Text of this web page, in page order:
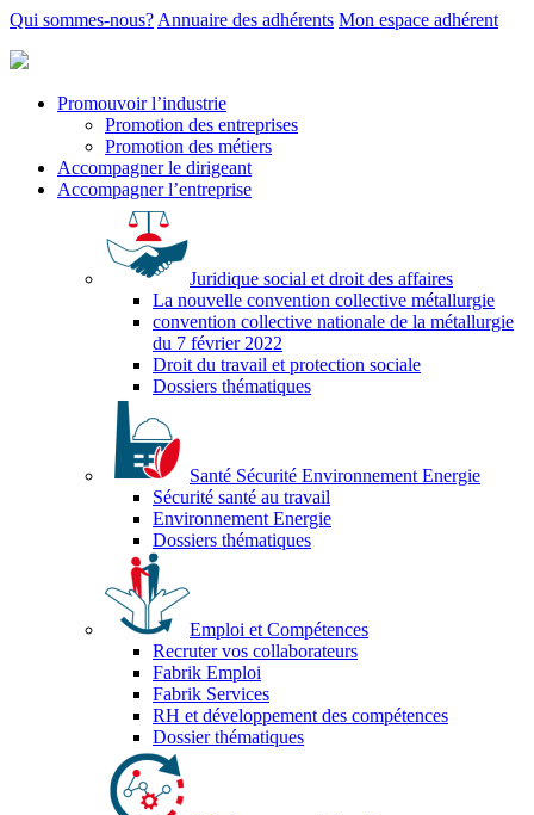
Qui sommes-nous? Annuaire des adhérents Mon espace adhérent
Promouvoir l’industrie
Promotion des entreprises
Promotion des métiers
Accompagner le dirigeant
Accompagner l’entreprise
Juridique social et droit des affaires
La nouvelle convention collective métallurgie
convention collective nationale de la métallurgie
du 7 février 2022
Droit du travail et protection sociale
Dossiers thématiques
Santé Sécurité Environnement Energie
Sécurité santé au travail
Environnement Energie
Dossiers thématiques
Emploi et Compétences
Recruter vos collaborateurs
Fabrik Emploi
Fabrik Services
RH et développement des compétences
Dossier thématiques